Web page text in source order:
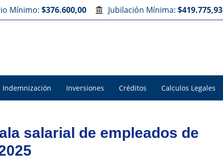
Mínimo: $376.600,00 Jubilación Mínima: $419.775,93
Indemnización Inversiones Créditos Calculos Legales
salarial de empleados de